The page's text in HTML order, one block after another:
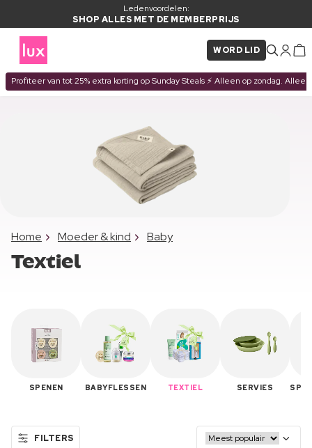
Ledenvoordelen:
SHOP ALLES MET DE MEMBERPRIJS
WORD LID
Profiteer van tot 25% extra korting op Sunday Steals ⚡ Alleen op zondag.
Home Moeder & kind Baby
Textiel
SPENEN BABYFLESSEN TEXTIEL SERVIES
FILTERS